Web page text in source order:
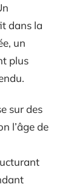
dans la
un
plus
sur des
l’âge de